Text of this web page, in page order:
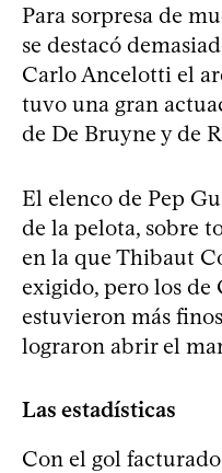
Para sorpresa de
se destacó
Carlo Ancelotti el
tuvo una gran
de De Bruyne y de
El elenco de Pep
de la pelota, sobre
en la que Thibaut
exigido, pero los de
estuvieron más
lograron abrir el
Las estadísticas
Con el gol